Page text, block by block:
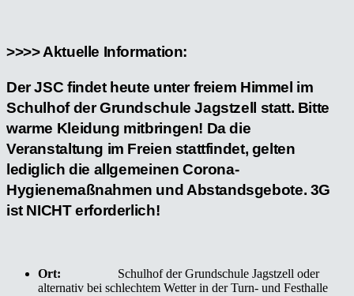
>>>> Aktuelle Information:
Der JSC findet heute unter freiem Himmel im
Schulhof der Grundschule Jagstzell statt. Bitte
warme Kleidung mitbringen! Da die
Veranstaltung im Freien stattfindet, gelten
lediglich die allgemeinen Corona-
Hygienemaßnahmen und Abstandsgebote. 3G
ist NICHT erforderlich!
Ort: Schulhof der Grundschule Jagstzell oder
alternativ bei schlechtem Wetter in der Turn- und Festhalle